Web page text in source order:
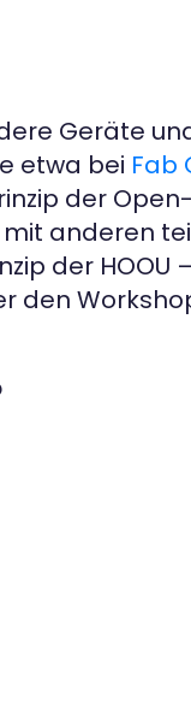
Geräte
etwa bei Fab
der
mit anderen
der
den